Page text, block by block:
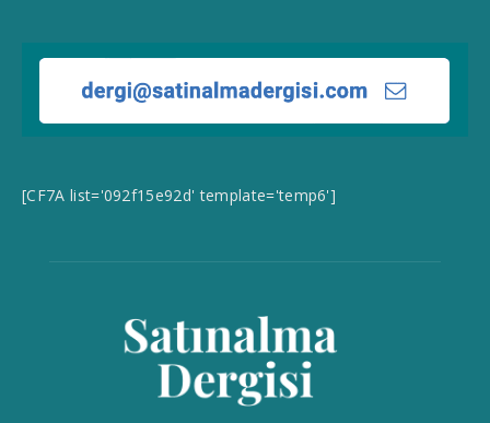
[CF7A list='092f15e92d' template='temp6']